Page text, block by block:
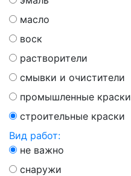
масло
воск
растворители
смывки и очистители
промышленные краски
строительные краски
Вид работ:
не важно
снаружи